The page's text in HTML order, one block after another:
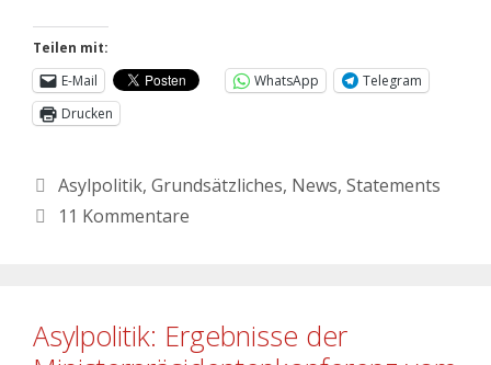
Teilen mit:
E-Mail
WhatsApp
Telegram
Drucken
Asylpolitik, Grundsätzliches, News, Statements
11 Kommentare
Asylpolitik: Ergebnisse der